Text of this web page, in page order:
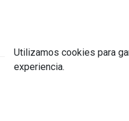
Utilizamos cookies para
experiencia.